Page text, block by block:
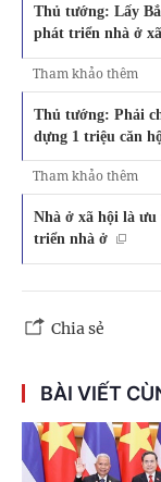
Thủ tướng: Lấy
phát triển nhà ở
Tham khảo thêm
Thủ tướng: Phải
dựng 1 triệu căn
Tham khảo thêm
Nhà ở xã hội là
triển nhà ở
Chia sẻ
BÀI VIẾT